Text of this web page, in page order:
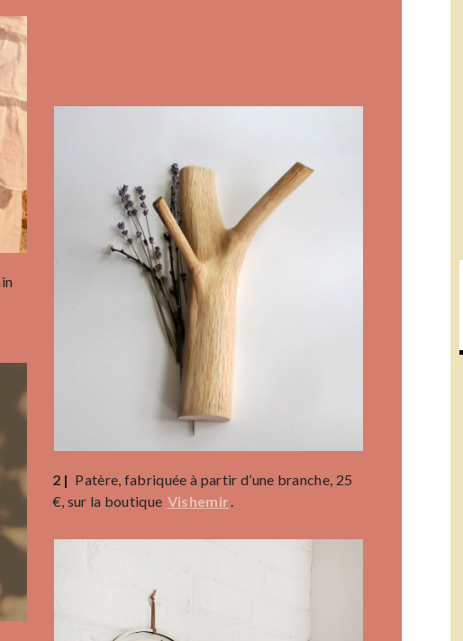
2 | Patère, fabriquée à partir d’une branche, 25
€, sur la boutique Vishemir .